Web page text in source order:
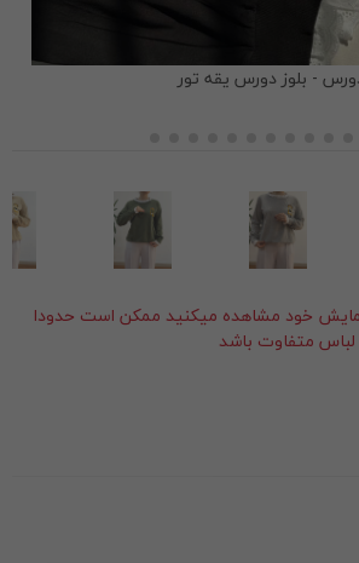
- بلوز دورس یقه تور
خود مشاهده ميکنيد ممکن است حدودا